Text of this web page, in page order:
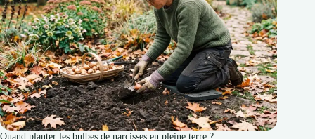
Quand planter les bulbes de narcisses en pleine terre ?